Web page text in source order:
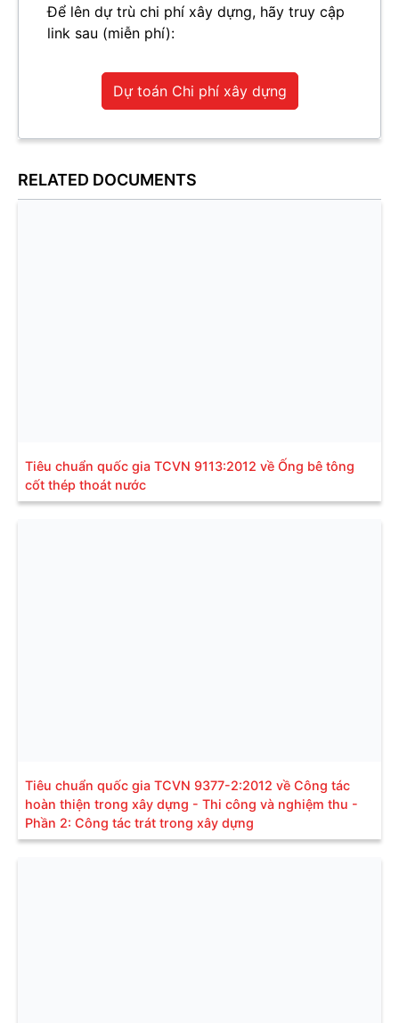
Để lên dự trù chi phí xây dựng, hãy truy cập
link sau (miễn phí):
Dự toán Chi phí xây dựng
RELATED DOCUMENTS
Tiêu chuẩn quốc gia TCVN 9113:2012 về Ống bê tông
cốt thép thoát nước
Tiêu chuẩn quốc gia TCVN 9377-2:2012 về Công tác
hoàn thiện trong xây dựng - Thi công và nghiệm thu -
Phần 2: Công tác trát trong xây dựng